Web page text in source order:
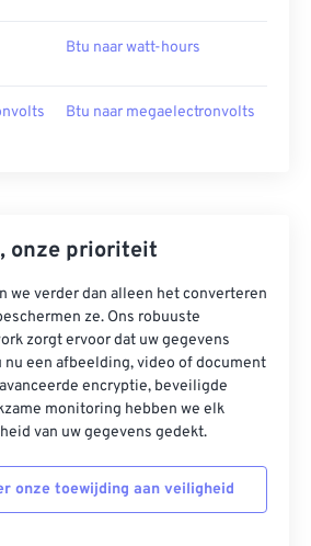
Btu naar watt-hours
Btu naar megaelectronvolts
onze prioriteit
we verder dan alleen het converteren
ze. Ons robuuste
zorgt ervoor dat uw gegevens
een afbeelding, video of document
encryptie, beveiligde
monitoring hebben we elk
van uw gegevens gedekt.
onze toewijding aan veiligheid